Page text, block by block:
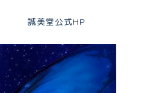
誠美堂公式HP